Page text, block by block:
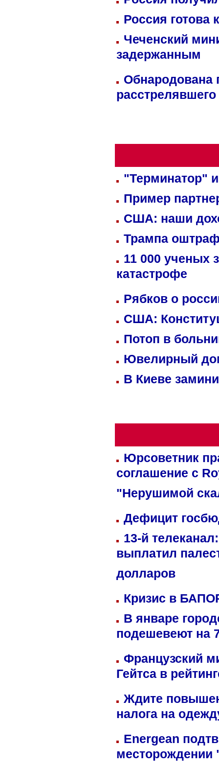
Россия готова
Чеченский
задержанным
Обнародована
"Терминатор"
Пример
США: наши
Трампа
11 000 ученых
катастрофе
Рябков о
США:
Потоп в
Ювелирный
В Киеве
Юрсоветник
соглашение с
"Нерушимой
Дефицит
13-й
выплатил
долларов
Кризис в
В январе
подешевеют на
Французский
Гейтса в
Ждите
налога на
Energean